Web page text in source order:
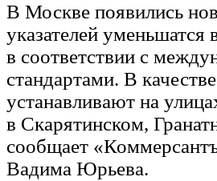
В Москве появились
указателей уменьшатся
в соответствии с
стандартами. В
устанавливают на
в Скарятинском,
сообщает
Вадима Юрьева.